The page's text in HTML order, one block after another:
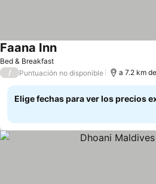
Bed & Breakfast
Faana InnVer precios
/ Puntuación no disponible a 7.2 km
Elige fechas para ver los precios